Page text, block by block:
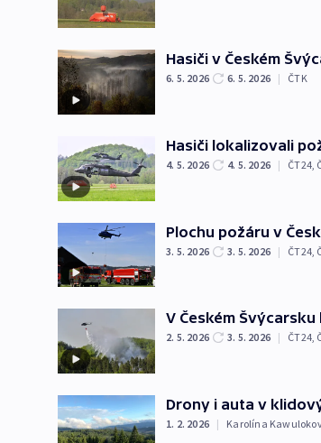
Hasiči v Českém
6. 5. 2026 6. 5. 2026 | ČTK
Hasiči lokalizovali
4. 5. 2026 4. 5. 2026 | ČT24
Plochu požáru v
3. 5. 2026 3. 5. 2026 | ČT24
V Českém
2. 5. 2026 3. 5. 2026 | ČT24,
Drony i auta v
1. 2. 2026 | Karolína